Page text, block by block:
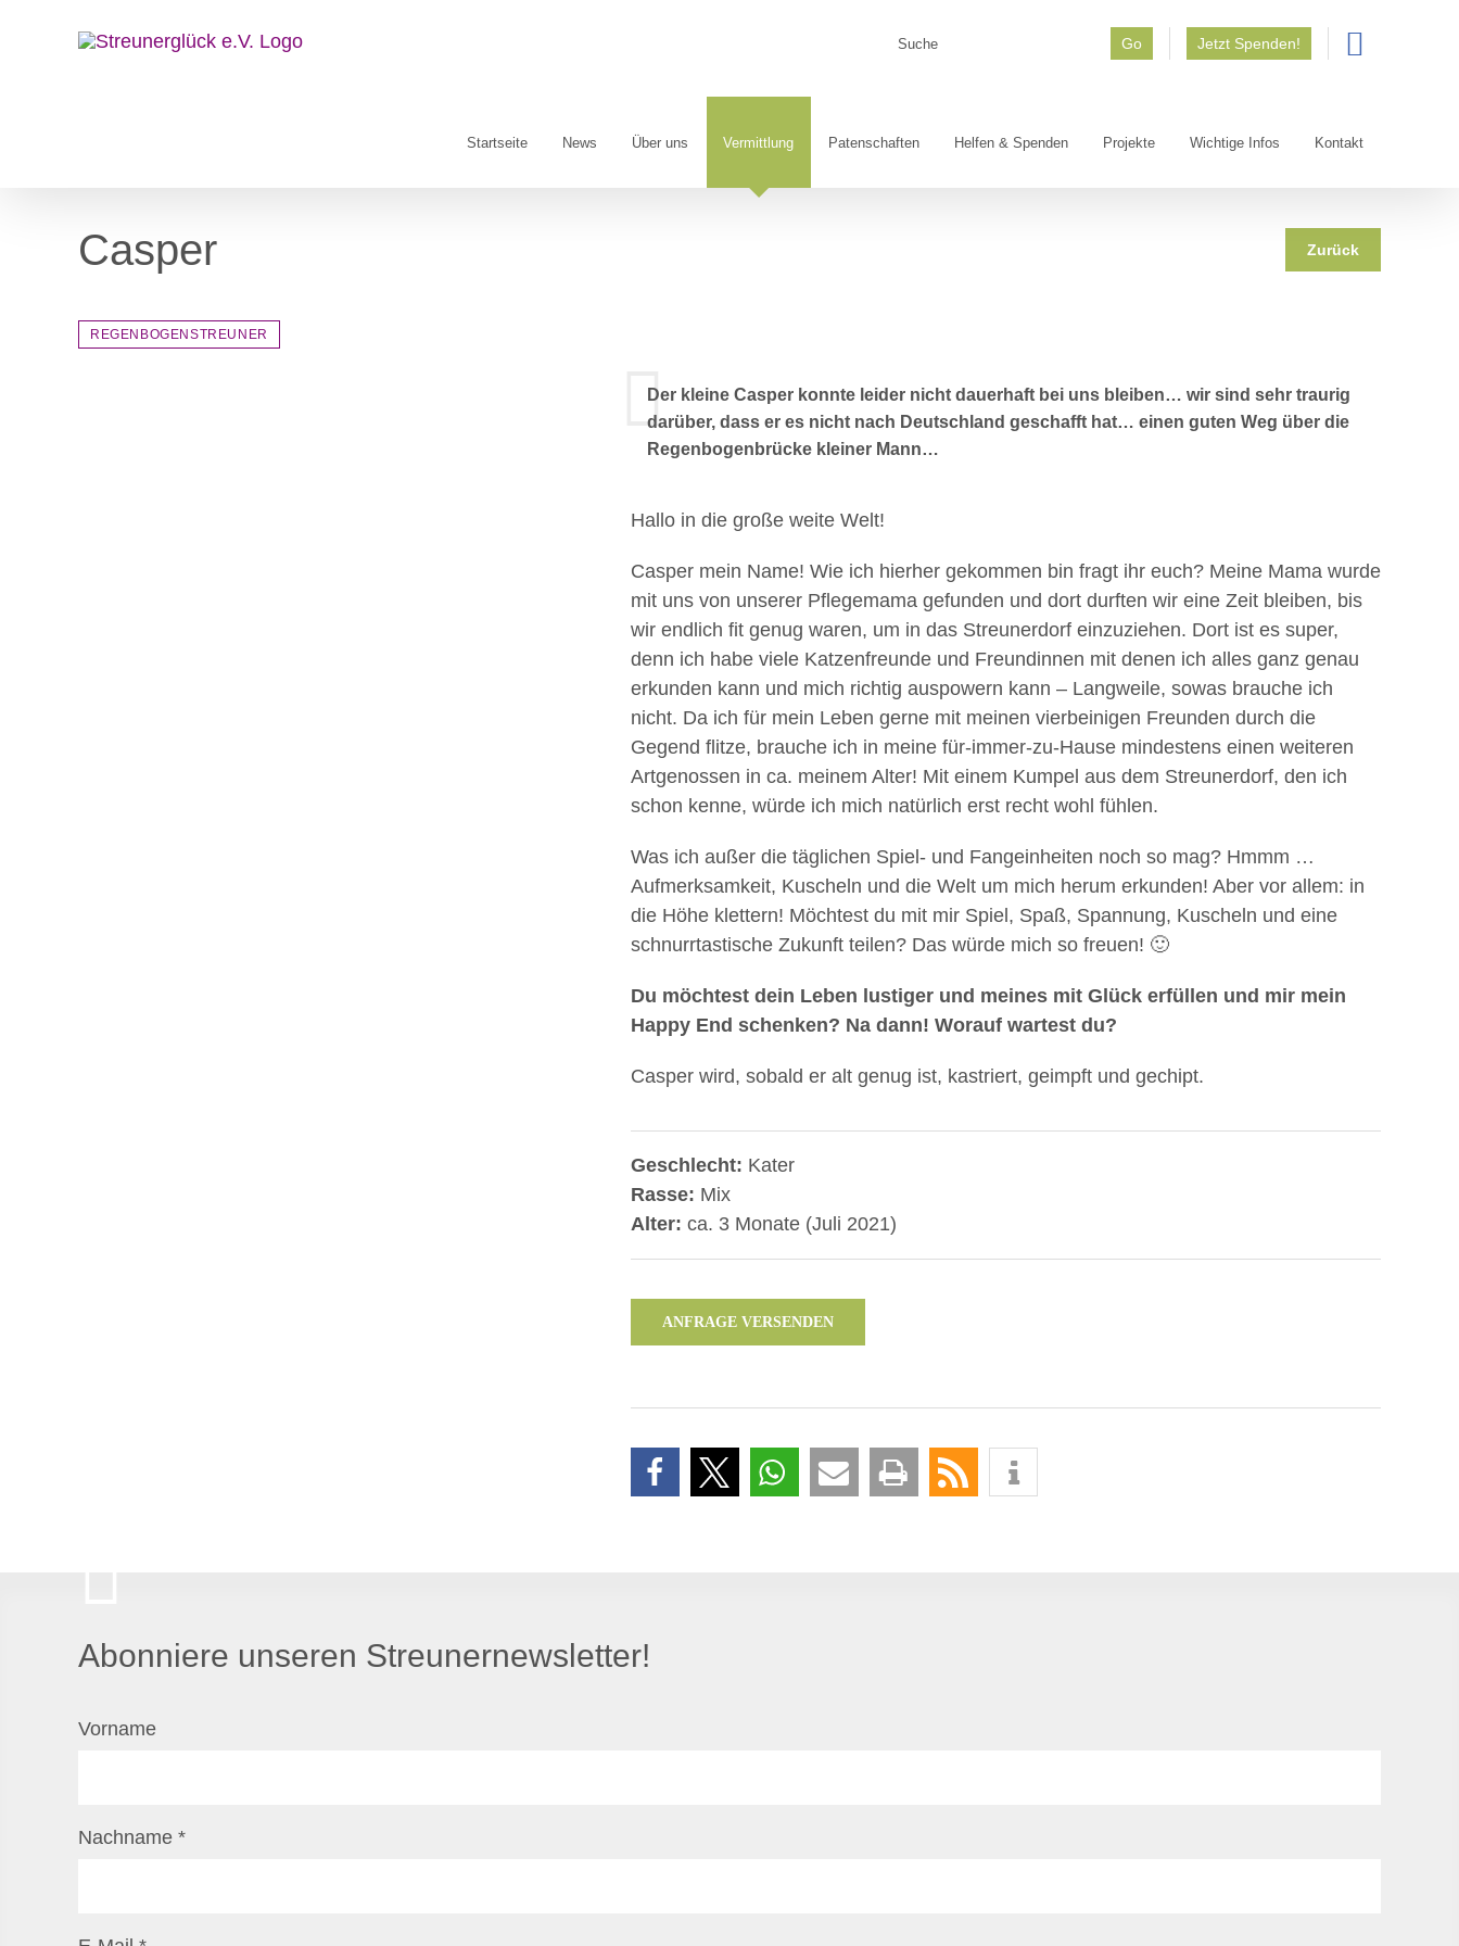
Go Jetzt Spenden!
Startseite News Über uns Vermittlung Patenschaften Helfen & Spenden Projekte Wichtige Infos Kontakt
Casper Zurück
REGENBOGENSTREUNER
Der kleine Casper konnte leider nicht dauerhaft bei uns bleiben… wir sind sehr traurig
darüber, dass er es nicht nach Deutschland geschafft hat… einen guten Weg über die
Regenbogenbrücke kleiner Mann…
Hallo in die große weite Welt!
Casper mein Name! Wie ich hierher gekommen bin fragt ihr euch? Meine Mama wurde
mit uns von unserer Pflegemama gefunden und dort durften wir eine Zeit bleiben, bis
wir endlich fit genug waren, um in das Streunerdorf einzuziehen. Dort ist es super,
denn ich habe viele Katzenfreunde und Freundinnen mit denen ich alles ganz genau
erkunden kann und mich richtig auspowern kann – Langweile, sowas brauche ich
nicht. Da ich für mein Leben gerne mit meinen vierbeinigen Freunden durch die
Gegend flitze, brauche ich in meine für-immer-zu-Hause mindestens einen weiteren
Artgenossen in ca. meinem Alter! Mit einem Kumpel aus dem Streunerdorf, den ich
schon kenne, würde ich mich natürlich erst recht wohl fühlen.
Was ich außer die täglichen Spiel- und Fangeinheiten noch so mag? Hmmm …
Aufmerksamkeit, Kuscheln und die Welt um mich herum erkunden! Aber vor allem: in
die Höhe klettern! Möchtest du mit mir Spiel, Spaß, Spannung, Kuscheln und eine
schnurrtastische Zukunft teilen? Das würde mich so freuen! 🙂
Du möchtest dein Leben lustiger und meines mit Glück erfüllen und mir mein
Happy End schenken? Na dann! Worauf wartest du?
Casper wird, sobald er alt genug ist, kastriert, geimpft und gechipt.
Geschlecht: Kater
Rasse: Mix
Alter: ca. 3 Monate (Juli 2021)
ANFRAGE VERSENDEN
Abonniere unseren Streunernewsletter!
Vorname
Nachname *